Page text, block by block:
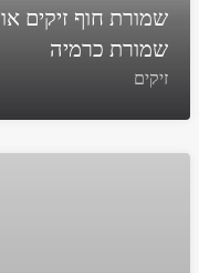
שמורת חוף זיקים או
שמורת כרמיה
זיקים